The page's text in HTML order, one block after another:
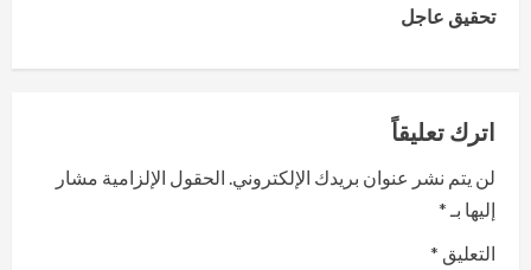
u
e
R
تحقيق عاجل
اترك تعليقاً
لن يتم نشر عنوان بريدك الإلكتروني. الحقول الإلزامية مشار
إليها بـ *
التعليق *